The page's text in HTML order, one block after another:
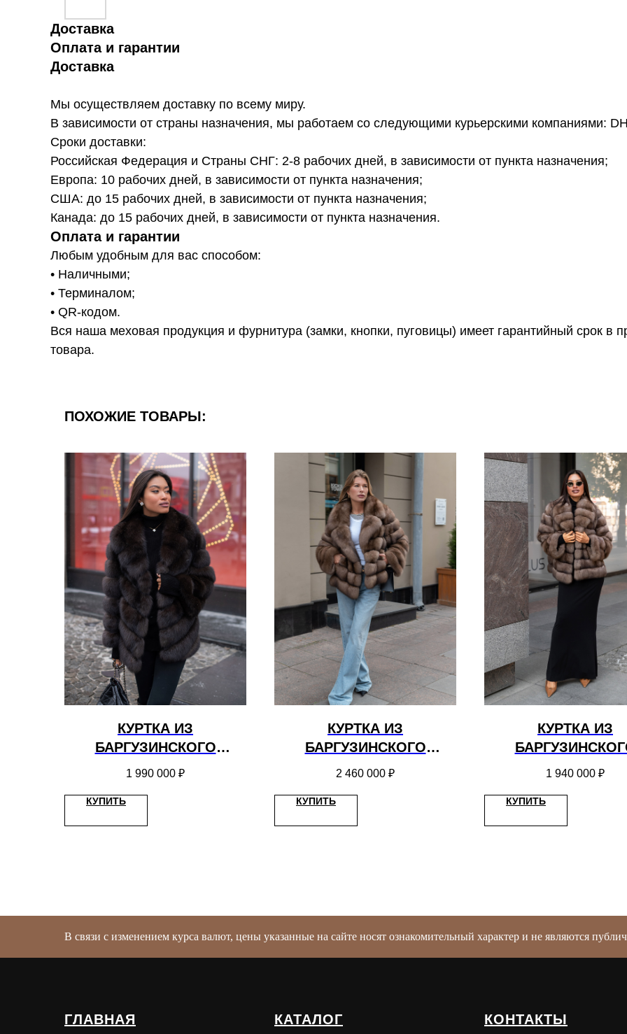
Доставка
Оплата и гарантии
Доставка
Мы осуществляем доставку по всему миру.
В зависимости от страны назначения, мы работаем со следующими курьерскими компаниями:
Сроки доставки:
Российская Федерация и Страны СНГ: 2-8 рабочих дней, в зависимости от пункта назначения;
Европа: 10 рабочих дней, в зависимости от пункта назначения;
США: до 15 рабочих дней, в зависимости от пункта назначения;
Канада: до 15 рабочих дней, в зависимости от пункта назначения.
Оплата и гарантии
Любым удобным для вас способом:
• Наличными;
• Терминалом;
• QR-кодом.
Вся наша меховая продукция и фурнитура (замки, кнопки, пуговицы) имеет гарантийный срок в
товара.
ПОХОЖИЕ ТОВАРЫ:
КУРТКА ИЗ
БАРГУЗИНСКОГО
СОБОЛЯ С АНГЛИЙСКИМ
1 990 000 ₽
КУПИТЬ
КУРТКА ИЗ
БАРГУЗИНСКОГО
СОБОЛЯ С ЦЕЛЬНЫМ
ВОРОТНИКОМ
2 460 000 ₽
КУПИТЬ
КУРТКА ИЗ
СОБОЛЯ
1 940 000 ₽
КУПИТЬ
В связи с изменением курса валют, цены указанные на сайте носят ознакомительный характер и не являются
ГЛАВНАЯ КАТАЛОГ КОНТАКТЫ